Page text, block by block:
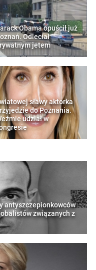
Obama opuścił już
Odleciał
jetem
sławy aktorka
do Poznania.
udział w
antyszczepionkowców
związanych z